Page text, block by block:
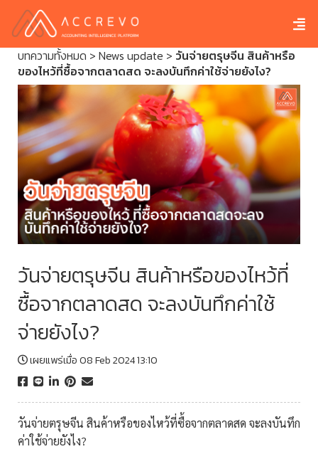
บทความทั้งหมด > News update > วันจ่ายตรุษจีน สินค้าหรือ
ของไหว้ที่ซื้อจากตลาดสด จะลงบันทึกค่าใช้จ่ายยังไง?
วันจ่ายตรุษจีน สินค้าหรือของไหว้ที่
ซื้อจากตลาดสด จะลงบันทึกค่าใช้
จ่ายยังไง?
เผยแพร่เมื่อ 08 Feb 2024 13:10
วันจ่ายตรุษจีน สินค้าหรือของไหว้ที่ซื้อจากตลาดสด จะลงบันทึก
ค่าใช้จ่ายยังไง?